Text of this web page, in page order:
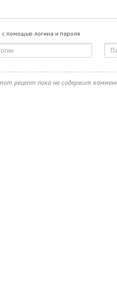
с помощью логина и пароля
рецепт пока не содержит